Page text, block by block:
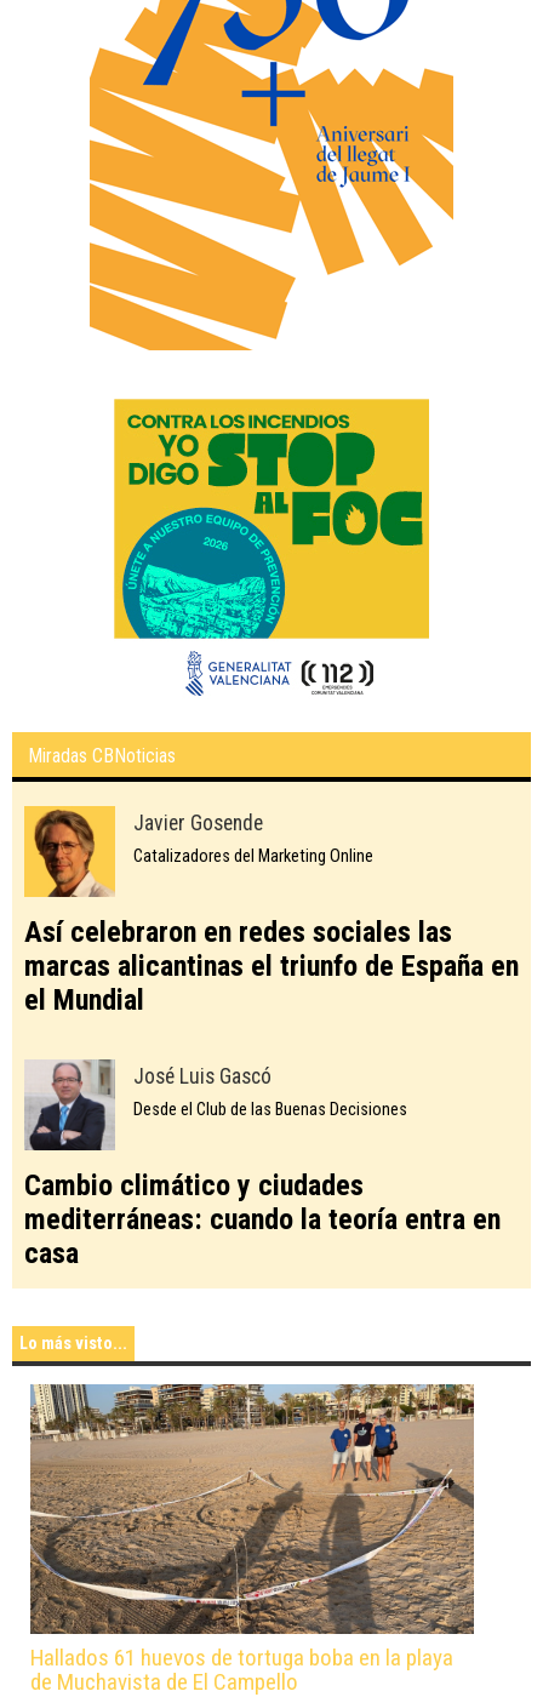
Miradas CBNoticias
Javier Gosende
Catalizadores del Marketing Online
Así celebraron en redes sociales las
marcas alicantinas el triunfo de España en
el Mundial
José Luis Gascó
Desde el Club de las Buenas Decisiones
Cambio climático y ciudades
mediterráneas: cuando la teoría entra en
casa
Lo más visto...
Hallados 61 huevos de tortuga boba en la playa
de Muchavista de El Campello